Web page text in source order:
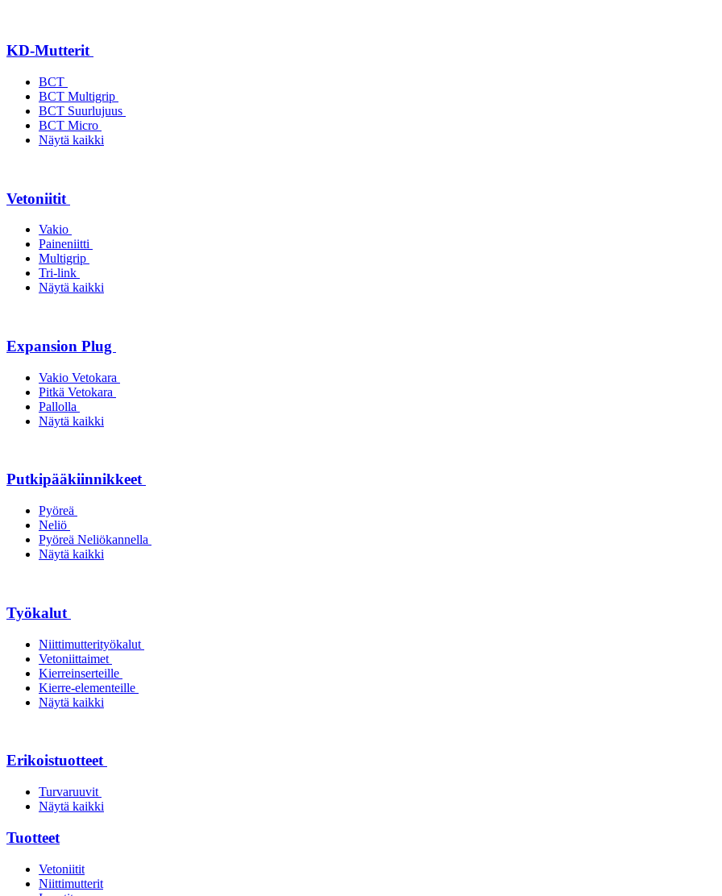
KD-Mutterit
BCT
BCT Multigrip
BCT Suurlujuus
BCT Micro
Näytä kaikki
Vetoniitit
Vakio
Paineniitti
Multigrip
Tri-link
Näytä kaikki
Expansion Plug
Vakio Vetokara
Pitkä Vetokara
Pallolla
Näytä kaikki
Putkipääkiinnikkeet
Pyöreä
Neliö
Pyöreä Neliökannella
Näytä kaikki
Työkalut
Niittimutterityökalut
Vetoniittaimet
Kierreinserteille
Kierre-elementeille
Näytä kaikki
Erikoistuotteet
Turvaruuvit
Näytä kaikki
Tuotteet
Vetoniitit
Niittimutterit